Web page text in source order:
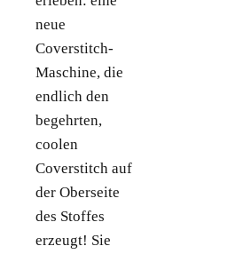
neue
Coverstitch-
Maschine, die
endlich den
begehrten,
coolen
Coverstitch auf
der Oberseite
des Stoffes
erzeugt! Sie